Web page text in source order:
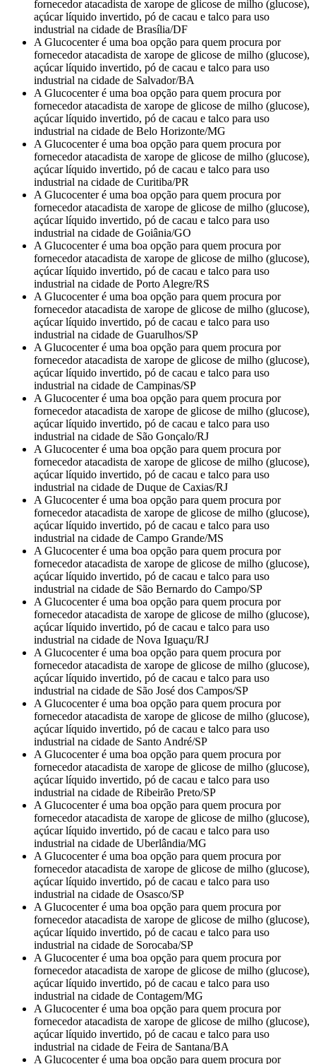
fornecedor atacadista de xarope de glicose de milho (glucose),
açúcar líquido invertido, pó de cacau e talco para uso
industrial na cidade de Brasília/DF
A Glucocenter é uma boa opção para quem procura por
fornecedor atacadista de xarope de glicose de milho (glucose),
açúcar líquido invertido, pó de cacau e talco para uso
industrial na cidade de Salvador/BA
A Glucocenter é uma boa opção para quem procura por
fornecedor atacadista de xarope de glicose de milho (glucose),
açúcar líquido invertido, pó de cacau e talco para uso
industrial na cidade de Belo Horizonte/MG
A Glucocenter é uma boa opção para quem procura por
fornecedor atacadista de xarope de glicose de milho (glucose),
açúcar líquido invertido, pó de cacau e talco para uso
industrial na cidade de Curitiba/PR
A Glucocenter é uma boa opção para quem procura por
fornecedor atacadista de xarope de glicose de milho (glucose),
açúcar líquido invertido, pó de cacau e talco para uso
industrial na cidade de Goiânia/GO
A Glucocenter é uma boa opção para quem procura por
fornecedor atacadista de xarope de glicose de milho (glucose),
açúcar líquido invertido, pó de cacau e talco para uso
industrial na cidade de Porto Alegre/RS
A Glucocenter é uma boa opção para quem procura por
fornecedor atacadista de xarope de glicose de milho (glucose),
açúcar líquido invertido, pó de cacau e talco para uso
industrial na cidade de Guarulhos/SP
A Glucocenter é uma boa opção para quem procura por
fornecedor atacadista de xarope de glicose de milho (glucose),
açúcar líquido invertido, pó de cacau e talco para uso
industrial na cidade de Campinas/SP
A Glucocenter é uma boa opção para quem procura por
fornecedor atacadista de xarope de glicose de milho (glucose),
açúcar líquido invertido, pó de cacau e talco para uso
industrial na cidade de São Gonçalo/RJ
A Glucocenter é uma boa opção para quem procura por
fornecedor atacadista de xarope de glicose de milho (glucose),
açúcar líquido invertido, pó de cacau e talco para uso
industrial na cidade de Duque de Caxias/RJ
A Glucocenter é uma boa opção para quem procura por
fornecedor atacadista de xarope de glicose de milho (glucose),
açúcar líquido invertido, pó de cacau e talco para uso
industrial na cidade de Campo Grande/MS
A Glucocenter é uma boa opção para quem procura por
fornecedor atacadista de xarope de glicose de milho (glucose),
açúcar líquido invertido, pó de cacau e talco para uso
industrial na cidade de São Bernardo do Campo/SP
A Glucocenter é uma boa opção para quem procura por
fornecedor atacadista de xarope de glicose de milho (glucose),
açúcar líquido invertido, pó de cacau e talco para uso
industrial na cidade de Nova Iguaçu/RJ
A Glucocenter é uma boa opção para quem procura por
fornecedor atacadista de xarope de glicose de milho (glucose),
açúcar líquido invertido, pó de cacau e talco para uso
industrial na cidade de São José dos Campos/SP
A Glucocenter é uma boa opção para quem procura por
fornecedor atacadista de xarope de glicose de milho (glucose),
açúcar líquido invertido, pó de cacau e talco para uso
industrial na cidade de Santo André/SP
A Glucocenter é uma boa opção para quem procura por
fornecedor atacadista de xarope de glicose de milho (glucose),
açúcar líquido invertido, pó de cacau e talco para uso
industrial na cidade de Ribeirão Preto/SP
A Glucocenter é uma boa opção para quem procura por
fornecedor atacadista de xarope de glicose de milho (glucose),
açúcar líquido invertido, pó de cacau e talco para uso
industrial na cidade de Uberlândia/MG
A Glucocenter é uma boa opção para quem procura por
fornecedor atacadista de xarope de glicose de milho (glucose),
açúcar líquido invertido, pó de cacau e talco para uso
industrial na cidade de Osasco/SP
A Glucocenter é uma boa opção para quem procura por
fornecedor atacadista de xarope de glicose de milho (glucose),
açúcar líquido invertido, pó de cacau e talco para uso
industrial na cidade de Sorocaba/SP
A Glucocenter é uma boa opção para quem procura por
fornecedor atacadista de xarope de glicose de milho (glucose),
açúcar líquido invertido, pó de cacau e talco para uso
industrial na cidade de Contagem/MG
A Glucocenter é uma boa opção para quem procura por
fornecedor atacadista de xarope de glicose de milho (glucose),
açúcar líquido invertido, pó de cacau e talco para uso
industrial na cidade de Feira de Santana/BA
A Glucocenter é uma boa opção para quem procura por